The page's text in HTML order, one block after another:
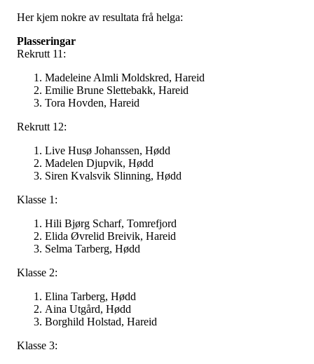
Her kjem nokre av resultata frå helga:
Plasseringar
Rekrutt 11:
Madeleine Almli Moldskred, Hareid
Emilie Brune Slettebakk, Hareid
Tora Hovden, Hareid
Rekrutt 12:
Live Husø Johanssen, Hødd
Madelen Djupvik, Hødd
Siren Kvalsvik Slinning, Hødd
Klasse 1:
Hili Bjørg Scharf, Tomrefjord
Elida Øvrelid Breivik, Hareid
Selma Tarberg, Hødd
Klasse 2:
Elina Tarberg, Hødd
Aina Utgård, Hødd
Borghild Holstad, Hareid
Klasse 3: